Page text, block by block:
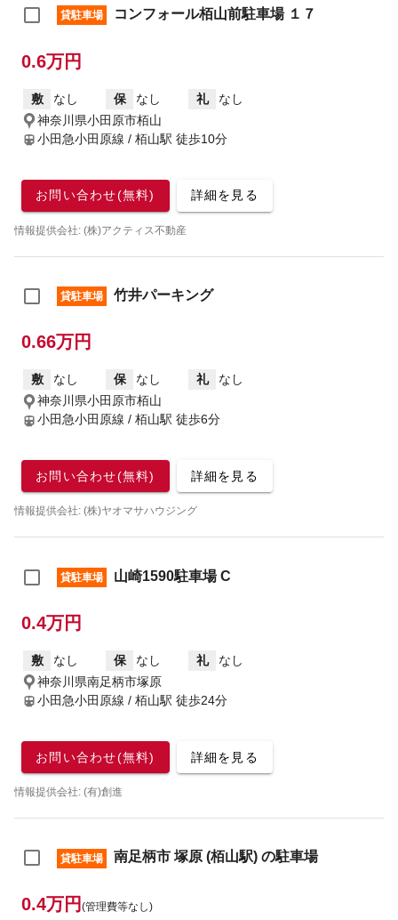
貸駐車場 コンフォール栢山前駐車場 １７
0.6万円
敷 なし 保 なし 礼
なし
神奈川県小田原市栢山
小田急小田原線 / 栢山駅 徒歩10分
お問い合わせ(無料) 詳細を見る
情報提供会社: (株)アクティス不動産
貸駐車場 竹井パーキング
0.66万円
敷 なし 保 なし 礼
なし
神奈川県小田原市栢山
小田急小田原線 / 栢山駅 徒歩6分
お問い合わせ(無料) 詳細を見る
情報提供会社: (株)ヤオマサハウジング
貸駐車場 山崎1590駐車場 C
0.4万円
敷 なし 保 なし 礼
なし
神奈川県南足柄市塚原
小田急小田原線 / 栢山駅 徒歩24分
お問い合わせ(無料) 詳細を見る
情報提供会社: (有)創進
貸駐車場 南足柄市 塚原 (栢山駅) の駐車場
0.4万円 (管理費等なし)